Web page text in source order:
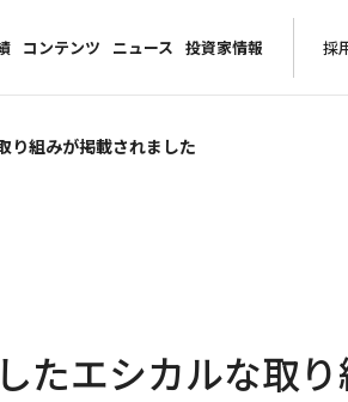
コンテンツ ニュース 投資家情報 採
り組みが掲載されました
たエシカルな取